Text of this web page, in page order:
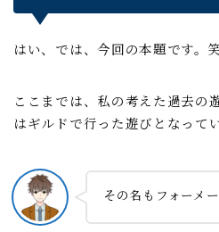
はい、では、今回の本題です。
ここまでは、私の考えた過去の
はギルドで行った遊びとなってい
その名もフォーメ